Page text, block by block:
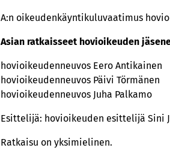
A:n oikeudenkäyntikuluvaatimus
Asian ratkaisseet hovioikeuden
hovioikeudenneuvos Eero Antikainen
hovioikeudenneuvos Päivi Törmänen
hovioikeudenneuvos Juha Palkamo
Esittelijä: hovioikeuden esittelijä Sini
Ratkaisu on yksimielinen.